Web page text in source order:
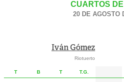
CUARTOS
20 DE AGOSTO
Iván Gómez
Riotuerto
T B T T.G.